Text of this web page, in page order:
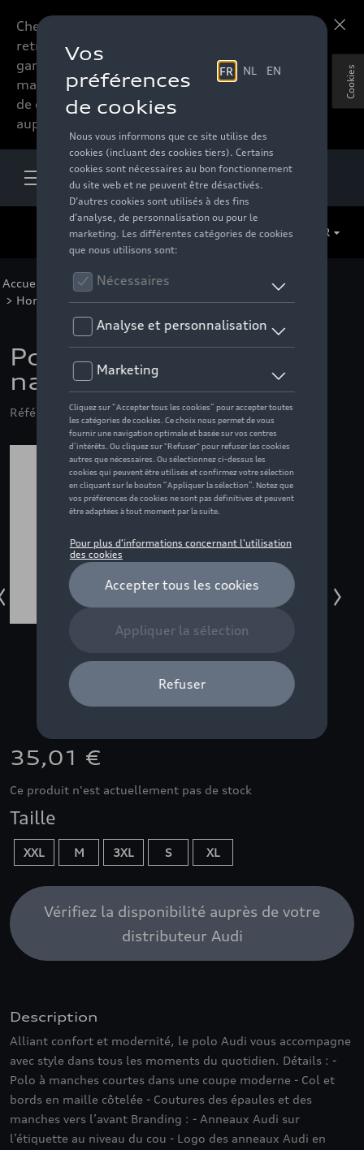
Chers accessoires-lovers,
retrouvez dorénavant toute la
gamme d’accessoires de votre
marque préférée sous forme
de catalogue à commander
auprès de votre distributeur.
FR
Accueil Pour vous >Casual Collection
Vêtements
> Hommes >T-shirts/polos > Détail
Polo Audi, homme,
naturel - L
Référence: ZZQ3132300104
35,01 €
Ce produit n'est actuellement pas de stock
Taille
XXL M 3XL S XL
Vérifiez la disponibilité auprès de votre
distributeur Audi
Description
Alliant confort et modernité, le polo Audi vous accompagne
avec style dans tous les moments du quotidien. Détails : -
Polo à manches courtes dans une coupe moderne - Col et
bords en maille côtelée - Coutures des épaules et des
manches vers l’avant Branding : - Anneaux Audi sur
l’étiquette au niveau du cou - Logo des anneaux Audi en
Cookies